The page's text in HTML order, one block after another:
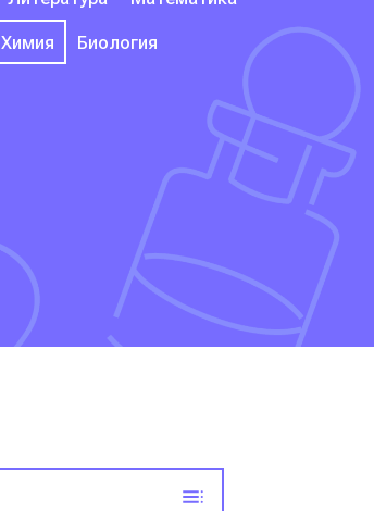
Химия Биология